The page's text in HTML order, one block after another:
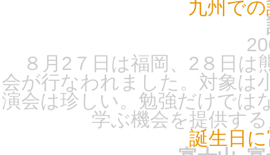
九州で
８月2７日は福岡、2８日は
会が行なわれました。対象は
演会は珍しい。勉強だけでは
学ぶ機会を提供す
誕生日